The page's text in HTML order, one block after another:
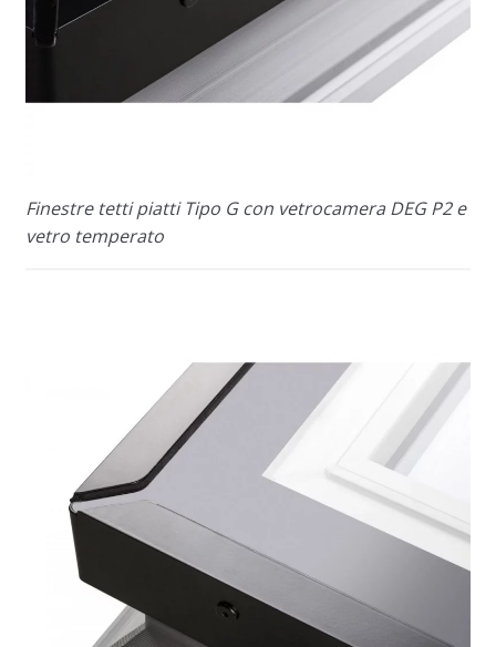
Finestre tetti piatti Tipo G con vetrocamera DEG P2 e
vetro temperato